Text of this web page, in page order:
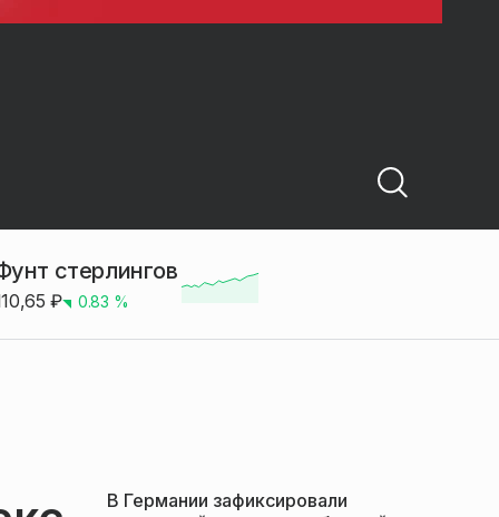
стерлингов
₽ 0.83 %
В Германии зафиксировали